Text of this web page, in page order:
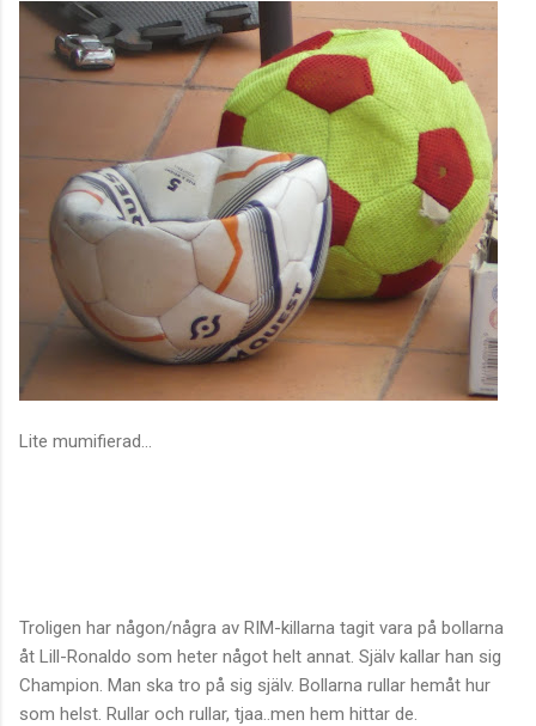
Lite mumifierad...
Troligen har någon/några av RIM-killarna tagit vara på bollarna
åt Lill-Ronaldo som heter något helt annat. Själv kallar han sig
Champion. Man ska tro på sig själv. Bollarna rullar hemåt hur
som helst. Rullar och rullar, tjaa..men hem hittar de.